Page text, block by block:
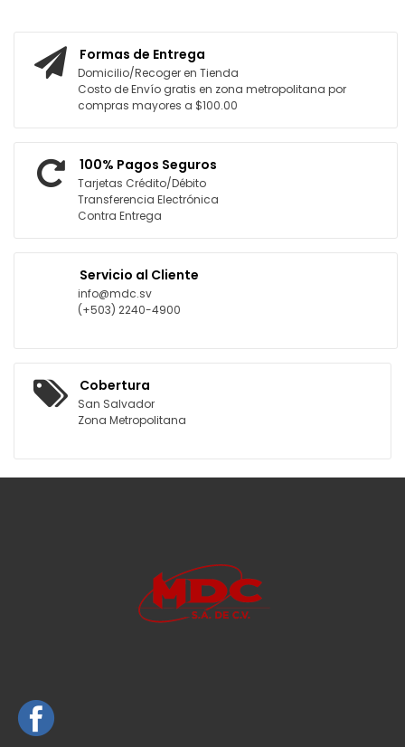
Formas de Entrega
Domicilio/Recoger en Tienda
Costo de Envío gratis en zona metropolitana por
compras mayores a $100.00
100% Pagos Seguros
Tarjetas Crédito/Débito
Transferencia Electrónica
Contra Entrega
Servicio al Cliente
info@mdc.sv
(+503) 2240-4900
Cobertura
San Salvador
Zona Metropolitana